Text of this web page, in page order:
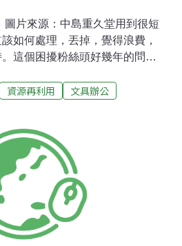
片來源：中島重久堂用到很短
如何處理，丟掉，覺得浪費，
這個困擾粉絲頭好幾年的問
：中島重久堂 Nakajima
Tsunago（Let's connect）的削
鉛筆削尖的孔，另外兩個孔，
一凹的形狀，點上一些白膠，
和另外一隻鉛筆接合在一起。
資源再利用
文具辦公